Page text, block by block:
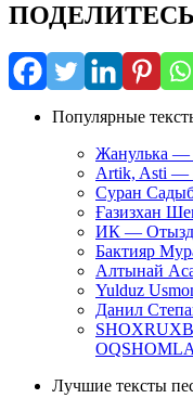
Популярные
Жанулька —
Artik, Asti —
Суран
Ғазизхан
ИК —
Бактияр
Алтынай
Yulduz
Данил
Лучшие тексты